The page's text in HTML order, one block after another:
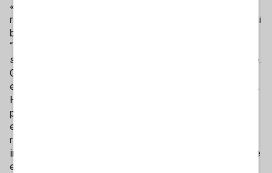
«Gli attacchi alla stampa del generale Vannacci
rappresentano una deriva un po' assurda che ricorda periodi
bui della nostra storia». A dirlo è Ivan Grieco, inviato di
“Pulp Podcast” - condotto da Fedez e Mr. Marra - a cui è
stato negato l’accredito alla convention di Futuro Nazionale.
Grieco aveva denunciato sui social l’accaduto: «Si tratta di
episodi abbastanza gravi, al di là delle simpatie o antipatie.
Ha deciso di non farmi entrare con la scusa che avevo
partecipato ad un evento di Rizzo con la bandiera europea
e dell’Ucraina per una manifestazione pacifica», ha
ricostruito Grieco secondo cui il generale si sarebbe
indispettito anche per le troppe domande su Medio Oriente
e Ucraina che Grieco gli aveva sottoposto durante il suo